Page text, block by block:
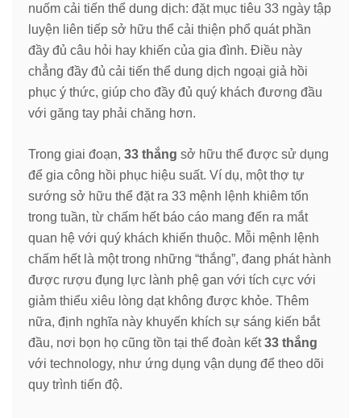
nuốm cải tiến thể dung dịch: đặt mục tiêu 33 ngày tập
luyện liên tiếp sở hữu thể cải thiện phổ quát phần
đầy đủ câu hỏi hay khiến của gia đình. Điều này
chẳng đầy đủ cải tiến thể dung dịch ngoại giả hồi
phục ý thức, giúp cho đầy đủ quý khách đương đầu
với găng tay phải chăng hơn.
Trong giai đoạn, 33 thắng sở hữu thể được sử dụng
để gia công hồi phục hiệu suất. Ví dụ, một thợ tự
sướng sở hữu thể đặt ra 33 mệnh lệnh khiêm tốn
trong tuần, từ chấm hết báo cáo mang đến ra mắt
quan hệ với quý khách khiến thuộc. Mỗi mệnh lệnh
chấm hết là một trong những “thắng”, đang phát hành
được rượu đụng lực lành phệ gan với tích cực với
giảm thiểu xiêu lòng dạt không được khỏe. Thêm
nữa, định nghĩa này khuyến khích sự sáng kiến bắt
đầu, nơi bọn họ cũng tồn tại thể đoàn kết33 thắng
với technology, như ứng dụng vận dụng để theo dõi
quy trình tiến độ.